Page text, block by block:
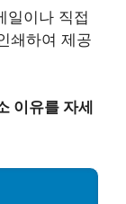
일이나 직접
쇄하여 제공
이유를 자세